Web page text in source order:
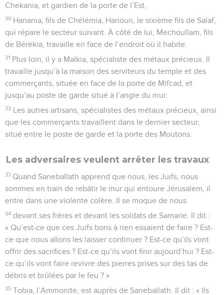
Chekania, et gardien de la porte de l’Est,
30 Hanania, fils de Chélémia, Hanoun, le sixième fils de Salaf,
qui répare le secteur suivant. À côté de lui, Mechoullam, fils
de Bérékia, travaille en face de l’endroit où il habite.
31 Plus loin, il y a Malkia, spécialiste des métaux précieux. Il
travaille jusqu’à la maison des serviteurs du temple et des
commerçants, située en face de la porte de Mifcad, et
jusqu’au poste de garde situé à l’angle du mur.
32 Les autres artisans, spécialistes des métaux précieux, ainsi
que les commerçants travaillent dans le dernier secteur,
situé entre le poste de garde et la porte des Moutons.
Les adversaires veulent arrêter les travaux
33 Quand Saneballath apprend que nous, les Juifs, nous
sommes en train de rebâtir le mur qui entoure Jérusalem, il
entre dans une violente colère. Il se moque de nous
34 devant ses frères et devant les soldats de Samarie. Il dit :
« Qu’est-ce que ces Juifs bons à rien essaient de faire ? Est-
ce que nous allons les laisser continuer ? Est-ce qu’ils vont
offrir des sacrifices ? Est-ce qu’ils vont finir aujourd’hui ? Est-
ce qu’ils vont faire revivre des pierres prises sur des tas de
débris et brûlées par le feu ? »
35 Tobia, l’Ammonite, est auprès de Saneballath. Il dit : « Ils